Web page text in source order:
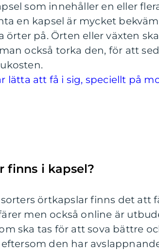
som innehåller en eller
en kapsel är mycket
örter på. Örten eller växten
också torka den, för att
lätta att få i sig, speciellt på
finns i kapsel?
örtkapslar finns det att
men också online är
ska tas för att sova bättre
den har